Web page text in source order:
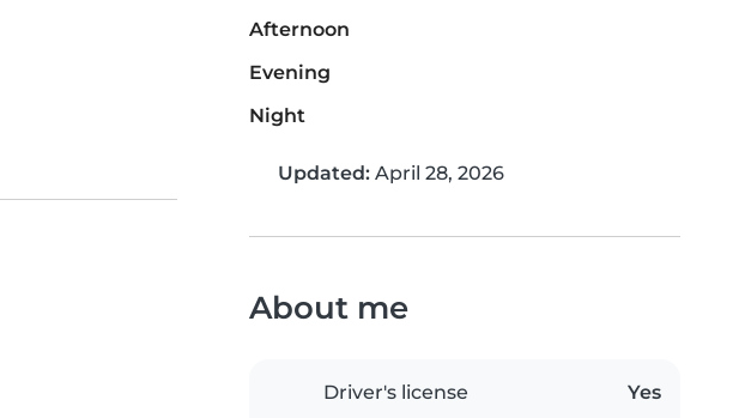
Afternoon
Evening
Night
Updated: April 28, 2026
About me
Driver's license Yes